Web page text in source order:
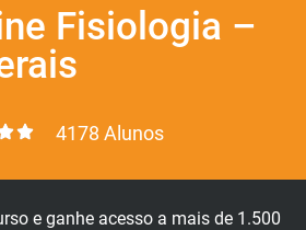
Fisiologia –
4178 Alunos
e ganhe acesso a mais de 1.500